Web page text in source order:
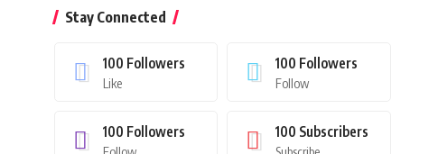
Stay Connected
100 Followers
Like
100 Followers
Follow
100 Followers 100 Subscribers